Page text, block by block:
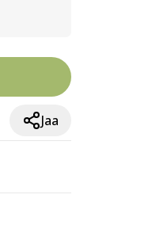
Jaa